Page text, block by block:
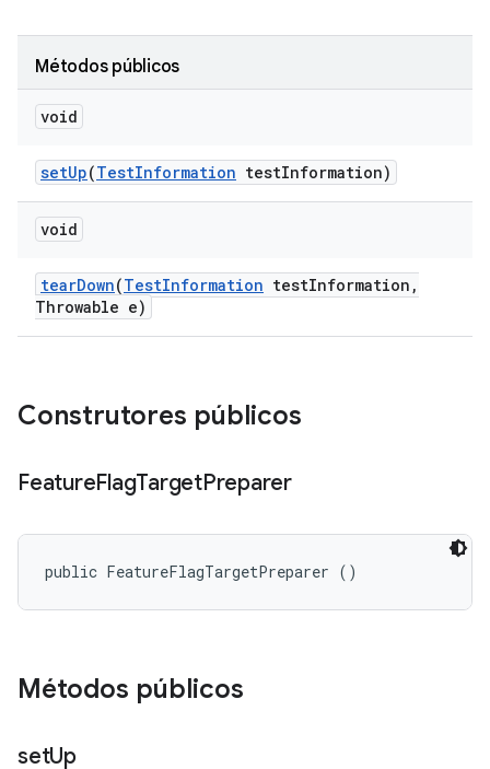
Métodos públicos
void
setUp(TestInformation testInformation)
void
tearDown(TestInformation testInformation ,
Throwable e)
Construtores públicos
FeatureFlagTargetPreparer
public FeatureFlagTargetPreparer ()
Métodos públicos
setUp